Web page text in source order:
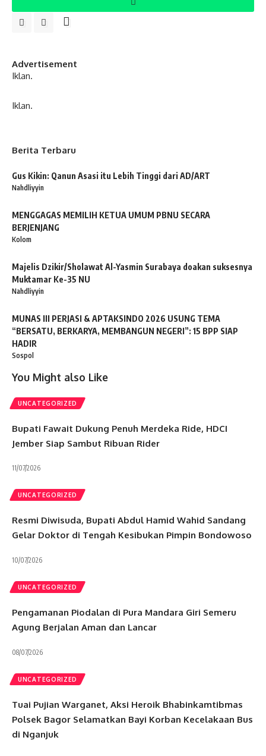
Advertisement
Iklan.
Iklan.
Berita Terbaru
Gus Kikin: Qanun Asasi itu Lebih Tinggi dari AD/ART
Nahdliyyin
MENGGAGAS MEMILIH KETUA UMUM PBNU SECARA
BERJENJANG
Kolom
Majelis Dzikir/Sholawat Al-Yasmin Surabaya doakan suksesnya
Muktamar Ke-35 NU
Nahdliyyin
MUNAS III PERJASI & APTAKSINDO 2026 USUNG TEMA
“BERSATU, BERKARYA, MEMBANGUN NEGERI”: 15 BPP SIAP
HADIR
Sospol
You Might also Like
UNCATEGORIZED
Bupati Fawait Dukung Penuh Merdeka Ride, HDCI
Jember Siap Sambut Ribuan Rider
11/07/2026
UNCATEGORIZED
Resmi Diwisuda, Bupati Abdul Hamid Wahid Sandang
Gelar Doktor di Tengah Kesibukan Pimpin Bondowoso
10/07/2026
UNCATEGORIZED
Pengamanan Piodalan di Pura Mandara Giri Semeru
Agung Berjalan Aman dan Lancar
08/07/2026
UNCATEGORIZED
Tuai Pujian Warganet, Aksi Heroik Bhabinkamtibmas
Polsek Bagor Selamatkan Bayi Korban Kecelakaan Bus
di Nganjuk